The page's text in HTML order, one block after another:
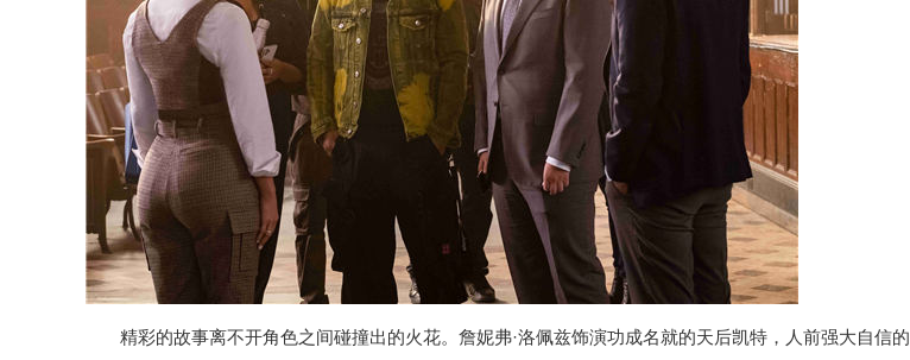
精彩的故事离不开角色之间碰撞出的火花。詹妮弗·洛佩兹饰演功成名就的天后凯特，人前强大自信的